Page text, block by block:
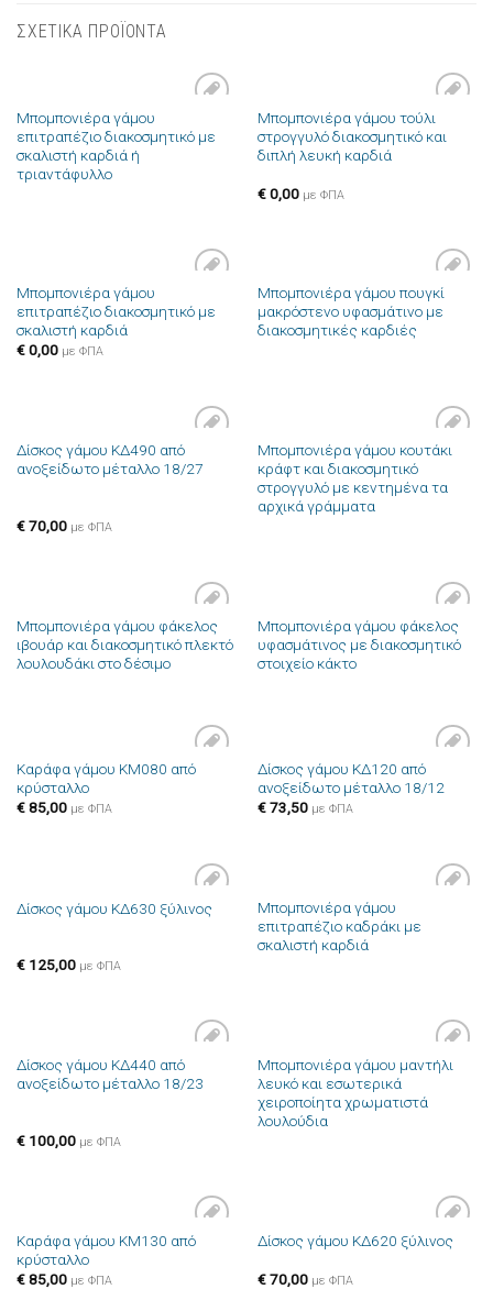
ΣΧΕΤΙΚΑ ΠΡΟΪΟΝΤΑ
στην λίστα
Μπομπονιέρα γάμου
επιτραπέζιο διακοσμητικό με
σκαλιστή καρδιά ή
τριαντάφυλλο
Πρόσθήκη
στην λίστα
Μπομπονιέρα γάμου τούλι
στρογγυλό διακοσμητικό και
διπλή λευκή καρδιά
€0,00 με ΦΠΑ
στην λίστα
Μπομπονιέρα γάμου
επιτραπέζιο διακοσμητικό με
σκαλιστή καρδιά
€0,00 με ΦΠΑ
Πρόσθήκη
στην λίστα
επιθυμιών
Μπομπονιέρα γάμου πουγκί
μακρόστενο υφασμάτινο με
διακοσμητικές καρδιές
Πρόσθήκη
στην λίστα
Δίσκος γάμου ΚΔ490 από
ανοξείδωτο μέταλλο 18/27
€70,00 με ΦΠΑ
Πρόσθήκη
στην λίστα
επιθυμιών
Μπομπονιέρα γάμου κουτάκι
κράφτ και διακοσμητικό
στρογγυλό με κεντημένα τα
αρχικά γράμματα
Πρόσθήκη
στην λίστα
επιθυμιών
Μπομπονιέρα γάμου φάκελος
ιβουάρ και διακοσμητικό πλεκτό
λουλουδάκι στο δέσιμο
Πρόσθήκη
στην λίστα
Μπομπονιέρα γάμου φάκελος
υφασμάτινος με διακοσμητικό
στοιχείο κάκτο
Πρόσθήκη
Καράφα γάμου ΚΜ080 από
κρύσταλλο
€85,00 με ΦΠΑ
Πρόσθήκη
στην λίστα
Δίσκος γάμου ΚΔ120 από
ανοξείδωτο μέταλλο 18/12
€73,50 με ΦΠΑ
Πρόσθήκη
Δίσκος γάμου ΚΔ630 ξύλινος
€125,00 με ΦΠΑ
στην λίστα
Μπομπονιέρα γάμου
επιτραπέζιο καδράκι με
σκαλιστή καρδιά
Πρόσθήκη
στην λίστα
Δίσκος γάμου ΚΔ440 από
ανοξείδωτο μέταλλο 18/23
€100,00 με ΦΠΑ
Πρόσθήκη
επιθυμιών
Μπομπονιέρα γάμου μαντήλι
λευκό και εσωτερικά
χειροποίητα χρωματιστά
λουλούδια
Πρόσθήκη
Καράφα γάμου ΚΜ130 από
κρύσταλλο
€85,00 με ΦΠΑ
Πρόσθήκη
Δίσκος γάμου ΚΔ620 ξύλινος
€70,00 με ΦΠΑ